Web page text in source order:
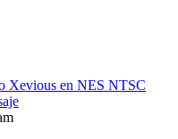
Xevious en NES NTSC